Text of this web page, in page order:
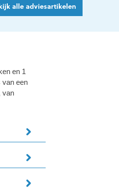
alle adviesartikelen
en 1
van een
van